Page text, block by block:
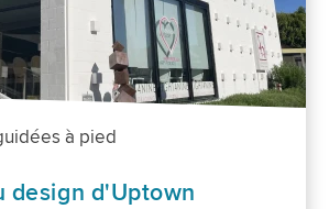
à pied
design d'Uptown